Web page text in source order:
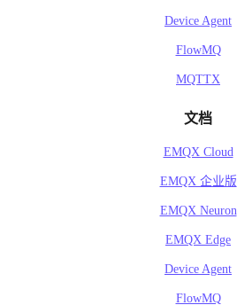
Device Agent
FlowMQ
MQTTX
文档
EMQX Cloud
EMQX 企业版
EMQX Neuron
EMQX Edge
Device Agent
FlowMQ